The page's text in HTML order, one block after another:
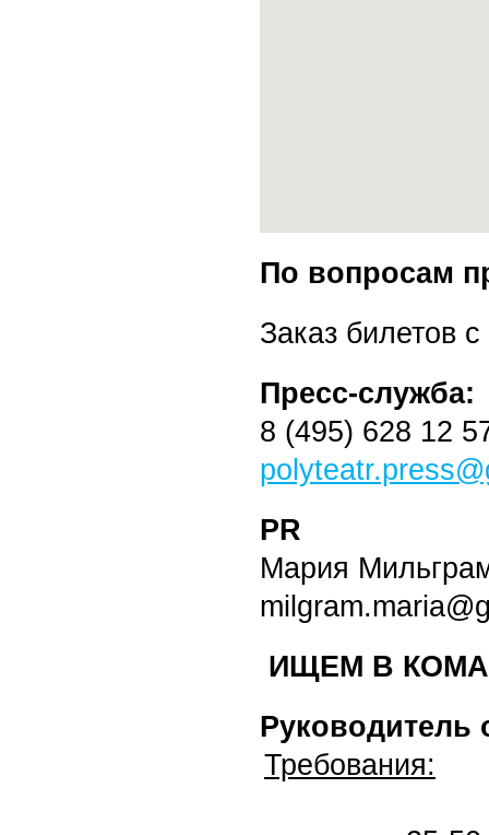
По вопросам
Заказ билетов
Пресс-служба:
8 (495) 628 12
PR
Мария
ИЩЕМ В
Руководитель
Требования: